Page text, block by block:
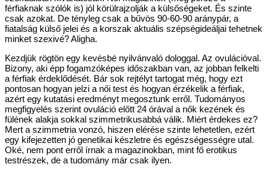
férfiaknak szólók is) jól körülrajzolják a külsőségeket. És szinte
csak azokat. De tényleg csak a bűvös 90-60-90 aránypár, a
fiatalság külső jelei és a korszak aktuális szépségideáljai tehetnek
minket szexivé? Aligha.
Kezdjük rögtön egy kevésbé nyilvánvaló dologgal. Az ovulációval.
Bizony, aki épp fogamzóképes időszakban van, az jobban felkelti
a férfiak érdeklődését. Bár sok rejtélyt tartogat még, hogy ezt
pontosan hogyan jelzi a női test és hogyan érzékelik a férfiak,
azért egy kutatási eredményt megosztunk erről. Tudományos
megfigyelés szerint ovuláció előtt 24 órával a nők kezének és
fülének alakja sokkal szimmetrikusabbá válik. Miért érdekes ez?
Mert a szimmetria vonzó, hiszen elérése szinte lehetetlen, ezért
egy kifejezetten jó genetikai készletre és egészségességre utal.
Oké, nem pont erről írnak a magazinokban, mint fő erotikus
testrészek, de a tudomány már csak ilyen.